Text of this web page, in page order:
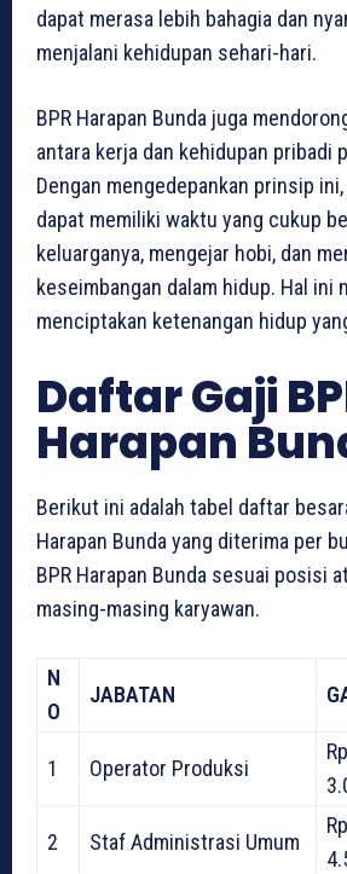
dapat merasa lebih bahagia dan
menjalani kehidupan sehari-hari.
BPR Harapan Bunda juga
antara kerja dan kehidupan pribadi
Dengan mengedepankan prinsip
dapat memiliki waktu yang cukup
keluarganya, mengejar hobi, dan
keseimbangan dalam hidup. Hal ini
menciptakan ketenangan hidup
Daftar Gaji
Harapan
Berikut ini adalah tabel daftar
Harapan Bunda yang diterima per
BPR Harapan Bunda sesuai posisi
masing-masing karyawan.
N
O
JABATAN
1 Operator Produksi
2 Staf Administrasi Umum